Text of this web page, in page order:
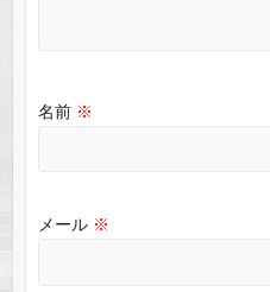
名前 ※
メール ※